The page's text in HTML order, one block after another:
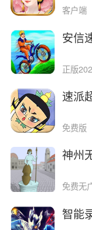
客户端
安信
正版
速派
免费版
神州
免费无
智能